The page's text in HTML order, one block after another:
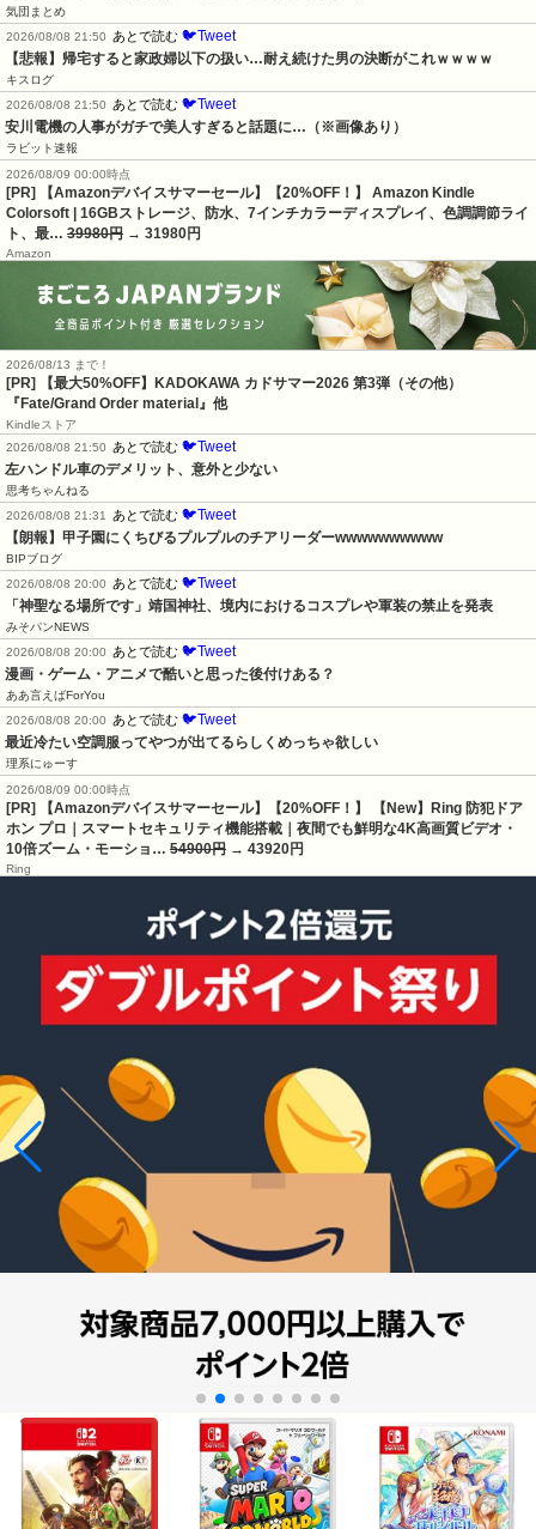
気団まとめ
2026/08/08 21:50
あとで読む 🐦Tweet
【悲報】帰宅すると家政婦以下の扱い…耐え続けた男の決断がこれｗｗｗｗ
キスログ
2026/08/08 21:50
あとで読む 🐦Tweet
安川電機の人事がガチで美人すぎると話題に…（※画像あり）
ラビット速報
2026/08/09 00:00時点
[PR] 【Amazonデバイスサマーセール】【20%OFF！】 Amazon Kindle
Colorsoft | 16GBストレージ、防水、7インチカラーディスプレイ、色調調節ライ
ト、最… 39980円 → 31980円
Amazon
2026/08/13 まで！
[PR]
【最大50%OFF】KADOKAWA カドサマー2026 第3弾（その他）
『Fate/Grand Order material』他
Kindleストア
2026/08/08 21:50
あとで読む 🐦Tweet
左ハンドル車のデメリット、意外と少ない
思考ちゃんねる
2026/08/08 21:31
あとで読む 🐦Tweet
【朗報】甲子園にくちびるプルプルのチアリーダーwwwwwwwwww
BIPブログ
2026/08/08 20:00
あとで読む 🐦Tweet
「神聖なる場所です」靖国神社、境内におけるコスプレや軍装の禁止を発表
みそパンNEWS
2026/08/08 20:00
あとで読む 🐦Tweet
漫画・ゲーム・アニメで酷いと思った後付けある？
ああ言えばForYou
2026/08/08 20:00
あとで読む 🐦Tweet
最近冷たい空調服ってやつが出てるらしくめっちゃ欲しい
理系にゅーす
2026/08/09 00:00時点
[PR] 【Amazonデバイスサマーセール】【20%OFF！】 【New】Ring 防犯ドア
ホン プロ｜スマートセキュリティ機能搭載｜夜間でも鮮明な4K高画質ビデオ・
10倍ズーム・モーショ… 54900円 → 43920円
Ring